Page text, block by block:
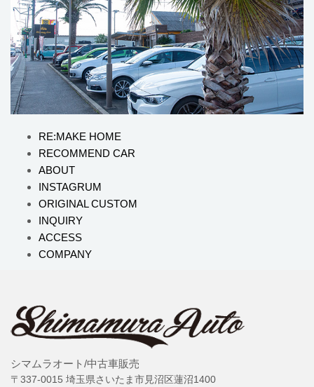
RE:MAKE HOME
RECOMMEND CAR
ABOUT
INSTAGRUM
ORIGINAL CUSTOM
INQUIRY
ACCESS
COMPANY
シマムラオート/中古車販売
〒337-0015 埼玉県さいたま市見沼区蓮沼1400